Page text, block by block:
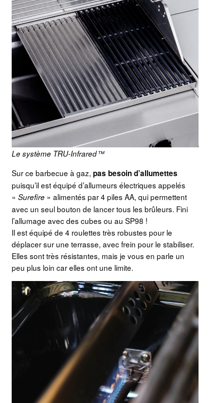
Le système TRU-Infrared™
Sur ce barbecue à gaz, pas besoin d’allumettes
puisqu’il est équipé d’allumeurs électriques appelés
« Surefire » alimentés par 4 piles AA, qui permettent
avec un seul bouton de lancer tous les brûleurs. Fini
l’allumage avec des cubes ou au SP98 !
Il est équipé de 4 roulettes très robustes pour le
déplacer sur une terrasse, avec frein pour le stabiliser.
Elles sont très résistantes, mais je vous en parle un
peu plus loin car elles ont une limite.